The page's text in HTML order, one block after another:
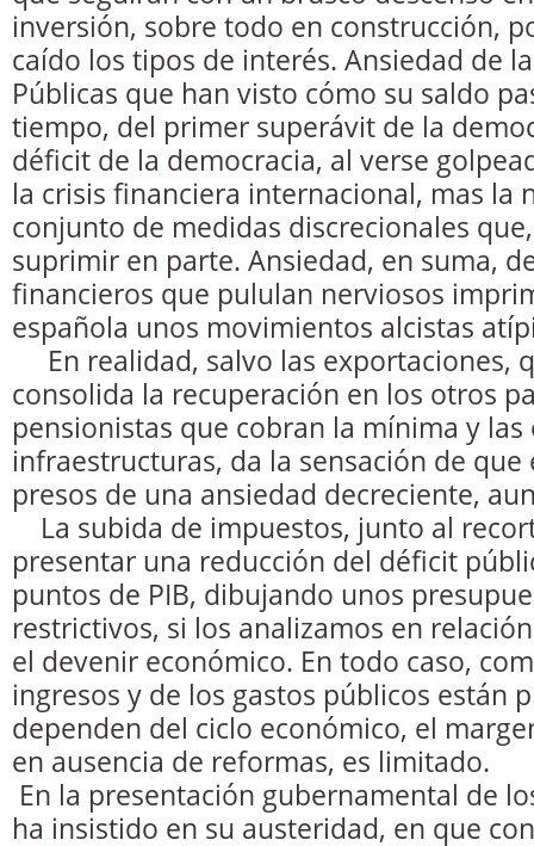
inversión, sobre todo en construcción,
caído los tipos de interés. Ansiedad de
Públicas que han visto cómo su saldo
tiempo, del primer superávit de la
déficit de la democracia, al verse
la crisis financiera internacional, mas la
conjunto de medidas discrecionales
suprimir en parte. Ansiedad, en suma,
financieros que pululan nerviosos
española unos movimientos alcistas
En realidad, salvo las exportaciones,
consolida la recuperación en los otros
pensionistas que cobran la mínima y las
infraestructuras, da la sensación de
presos de una ansiedad decreciente,
La subida de impuestos, junto al
presentar una reducción del déficit
puntos de PIB, dibujando unos
restrictivos, si los analizamos en
el devenir económico. En todo caso,
ingresos y de los gastos públicos están
dependen del ciclo económico, el
en ausencia de reformas, es limitado.
En la presentación gubernamental de
ha insistido en su austeridad, en que